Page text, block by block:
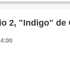
2, "Indigo" de